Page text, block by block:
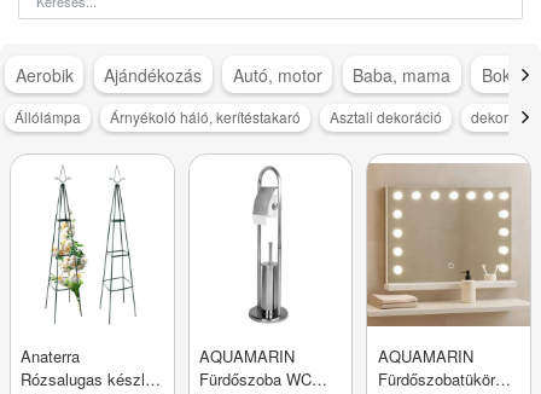
Aerobik Ajándékozás Autó, motor Baba, mama
Állólámpa Árnyékoló háló, kerítéstakaró Asztali dekoráció dekoráció
Anaterra
Rózsalugas készlet
AQUAMARIN
Fürdőszoba WC
AQUAMARIN
Fürdőszobatükör